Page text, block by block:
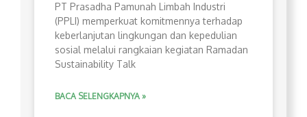
PT Prasadha Pamunah Limbah Industri
(PPLI) memperkuat komitmennya terhadap
keberlanjutan lingkungan dan kepedulian
sosial melalui rangkaian kegiatan Ramadan
Sustainability Talk
BACA SELENGKAPNYA »